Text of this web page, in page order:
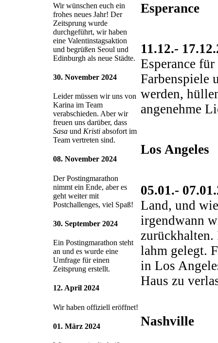
Wir wünschen euch ein
frohes neues Jahr! Der
Zeitsprung wurde
durchgeführt, wir haben
eine Valentinstagsaktion
und begrüßen Seoul und
Edinburgh als neue Städte.
30. November 2024
Leider müssen wir uns von
Karina im Team
verabschieden. Aber wir
freuen uns darüber, dass
Sasa und Kristi absofort im
Team vertreten sind.
08. November 2024
Der Postingmarathon
nimmt ein Ende, aber es
geht weiter mit
Postchallenges, viel Spaß!
30. September 2024
Ein Postingmarathon steht
an und es wurde eine
Umfrage für einen
Zeitsprung erstellt.
12. April 2024
Wir haben offiziell eröffnet!
01. März 2024
Esperance
11.12.-
Esperance
Farbenspiele
werden,
angenehme
Los Angeles
05.01.-
Land, und
irgendwann
zurückhalten.
lahm gelegt.
in Los
Haus zu
Nashville